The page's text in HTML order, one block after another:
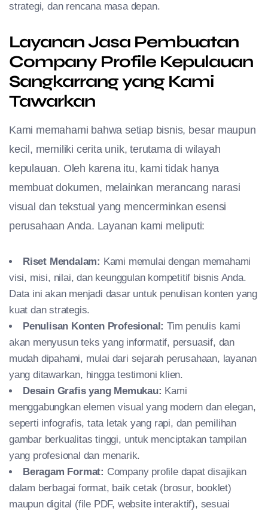
strategi, dan rencana masa depan.
Layanan Jasa Pembuatan
Company Profile Kepulauan
Sangkarrang yang Kami
Tawarkan
Kami memahami bahwa setiap bisnis, besar maupun
kecil, memiliki cerita unik, terutama di wilayah
kepulauan. Oleh karena itu, kami tidak hanya
membuat dokumen, melainkan merancang narasi
visual dan tekstual yang mencerminkan esensi
perusahaan Anda. Layanan kami meliputi:
Riset Mendalam: Kami memulai dengan memahami
visi, misi, nilai, dan keunggulan kompetitif bisnis Anda.
Data ini akan menjadi dasar untuk penulisan konten yang
kuat dan strategis.
Penulisan Konten Profesional: Tim penulis kami
akan menyusun teks yang informatif, persuasif, dan
mudah dipahami, mulai dari sejarah perusahaan, layanan
yang ditawarkan, hingga testimoni klien.
Desain Grafis yang Memukau: Kami
menggabungkan elemen visual yang modern dan elegan,
seperti infografis, tata letak yang rapi, dan pemilihan
gambar berkualitas tinggi, untuk menciptakan tampilan
yang profesional dan menarik.
Beragam Format: Company profile dapat disajikan
dalam berbagai format, baik cetak (brosur, booklet)
maupun digital (file PDF, website interaktif), sesuai